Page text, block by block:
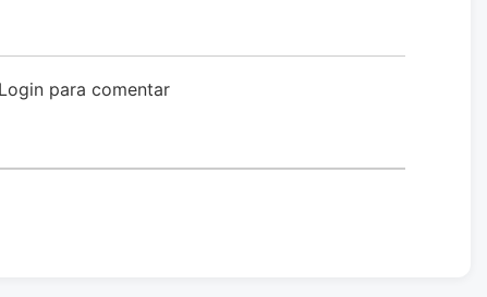
para comentar